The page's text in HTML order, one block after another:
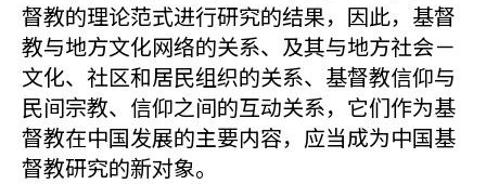
督教的理论范式进行研究的结果，因此，基督
教与地方文化网络的关系、及其与地方社会－
文化、社区和居民组织的关系、基督教信仰与
民间宗教、信仰之间的互动关系，它们作为基
督教在中国发展的主要内容，应当成为中国基
督教研究的新对象。